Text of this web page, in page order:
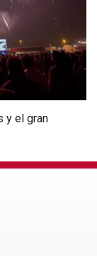
y el gran